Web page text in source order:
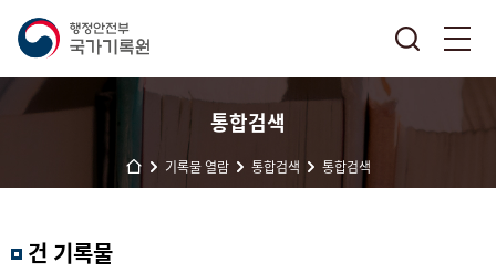
통합검색
기록물 열람 통합검색 통합검색
과 건 기록물